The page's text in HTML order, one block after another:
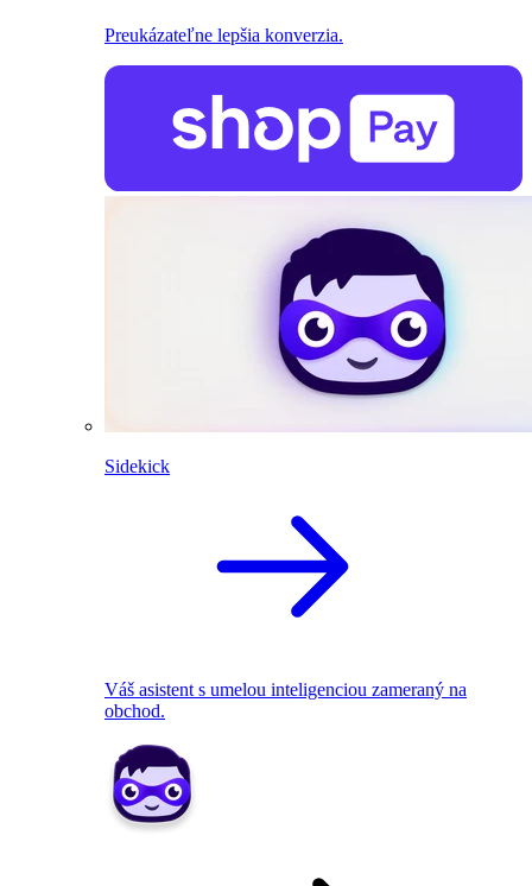
Preukázateľne lepšia konverzia.
Sidekick
Váš asistent s umelou inteligenciou zameraný na
obchod.